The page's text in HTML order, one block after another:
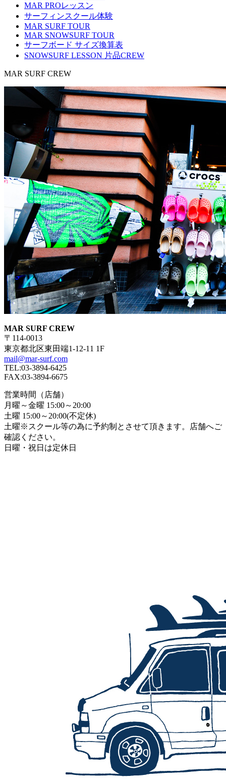
MAR PROレッスン
サーフィンスクール体験
MAR SURF TOUR
MAR SNOWSURF TOUR
サーフボード サイズ換算表
SNOWSURF LESSON 片品CREW
MAR SURF CREW
MAR SURF CREW
〒114-0013
東京都北区東田端1-12-11 1F
mail@mar-surf.com
TEL:03-3894-6425
FAX:03-3894-6675
営業時間（店舗）
月曜～金曜 15:00～20:00
土曜 15:00～20:00(不定休)
土曜※スクール等の為に予約制とさせて頂きます。店舗へご
確認ください。
日曜・祝日は定休日